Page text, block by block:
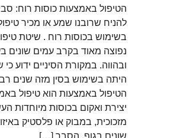
הטיפול באמצעות כוסות רוח:
להניח שרובנו שמע או מכיר
בשימוש בכוסות רוח . שיטת
נפוצה מאוד בקרב עמים שונים
ובהווה. במקורת הסיניים ידוע כי
היתה בשימוש בסין מזה שנים
הטיפול באמצעות הוא טיפול
יצירת ואקום בכוסות מיוחדות
מזכוכית, במבוק או פלסטיק